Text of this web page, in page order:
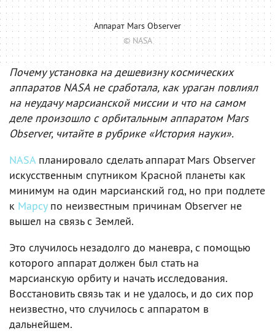
Аппарат Mars Observer
© NASA
Почему установка на дешевизну космических
аппаратов NASA не сработала, как ураган повлиял
на неудачу марсианской миссии и что на самом
деле произошло с орбитальным аппаратом Mars
Observer, читайте в рубрике «История науки».
NASAпланировало сделать аппарат Mars Observer
искусственным спутником Красной планеты как
минимум на один марсианский год, но при подлете
к Марсупо неизвестным причинам Observer не
вышел на связь с Землей.
Это случилось незадолго до маневра, с помощью
которого аппарат должен был стать на
марсианскую орбиту и начать исследования.
Восстановить связь так и не удалось, и до сих пор
неизвестно, что случилось с аппаратом в
дальнейшем.